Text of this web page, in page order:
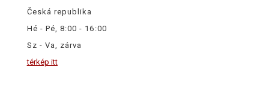
Česká republika
Hé - Pé, 8:00 - 16:00
Sz - Va, zárva
térkép itt